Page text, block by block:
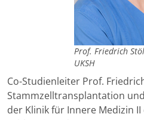
Prof. Friedrich
UKSH
Co-Studienleiter Prof.
Stammzelltransplantation
der Klinik für Innere Medizin